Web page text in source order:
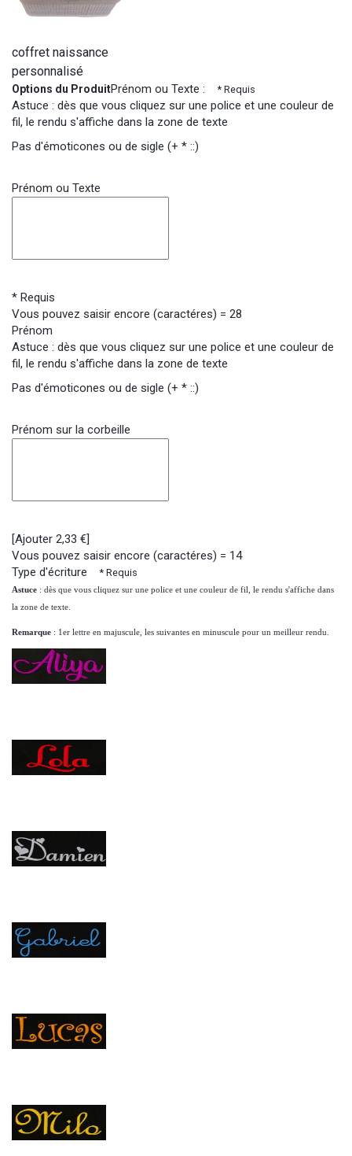
coffret naissance
personnalisé
Options du ProduitPrénom ou Texte :* Requis
Astuce : dès que vous cliquez sur une police et une couleur de
fil, le rendu s'affiche dans la zone de texte
Pas d'émoticones ou de sigle (+ * ::)
Prénom ou Texte
* Requis
Vous pouvez saisir encore (caractéres) = 28
Prénom
Astuce : dès que vous cliquez sur une police et une couleur de
fil, le rendu s'affiche dans la zone de texte
Pas d'émoticones ou de sigle (+ * ::)
Prénom sur la corbeille
[Ajouter 2,33 €]
Vous pouvez saisir encore (caractéres) = 14
Type d'écriture* Requis
Astuce : dès que vous cliquez sur une police et une couleur de fil, le rendu s'affiche dans
la zone de texte.
Remarque : 1er lettre en majuscule, les suivantes en minuscule pour un meilleur rendu.